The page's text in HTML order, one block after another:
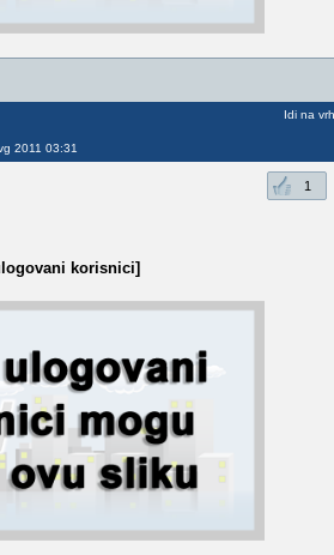
2011 03:31
Idi na vrh
1
korisnici]